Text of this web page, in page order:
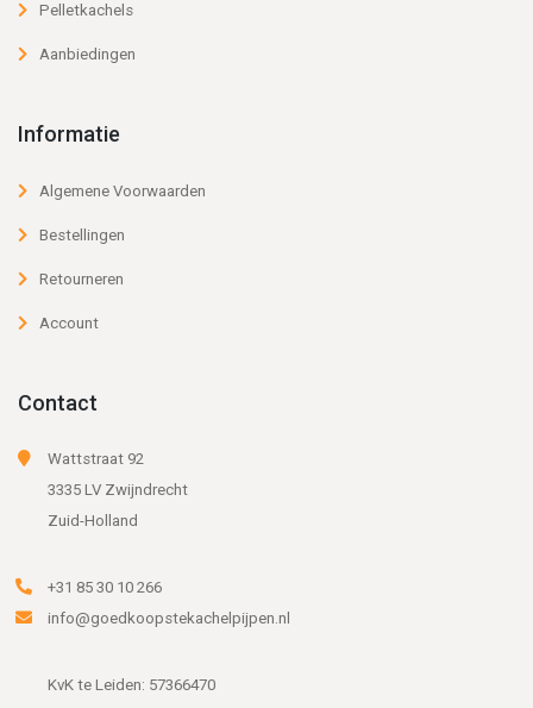
Pelletkachels
Aanbiedingen
Informatie
Algemene Voorwaarden
Bestellingen
Retourneren
Account
Contact
Wattstraat 92
3335 LV Zwijndrecht
Zuid-Holland
+31 85 30 10 266
info@goedkoopstekachelpijpen.nl
KvK te Leiden: 57366470